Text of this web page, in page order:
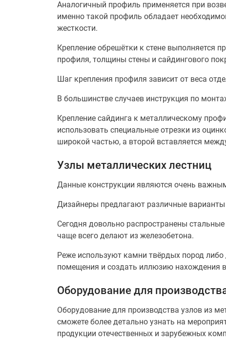
Аналогичный профиль применяется при
именно такой профиль обладает
жесткости.
Крепление обрешётки к стене выполняется
профиля, толщины стены и сайдингового
Шаг крепления профиля зависит от веса
В большинстве случаев инструкция по
Крепление сайдинга к металлическому
использовать специальные отрезки из
широкой частью, а второй вставляется
Узлы металлических лестниц
Данные конструкции являются очень
Дизайнеры предлагают различные
Сегодня довольно распространены
чаще всего делают из железобетона.
Реже используют камни твёрдых пород
помещения и создать иллюзию нахождения
Оборудование для
Оборудование для производства узлов из
сможете более детально узнать на
продукции отечественных и зарубежных